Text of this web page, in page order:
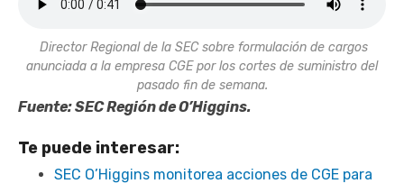
Director Regional de la SEC sobre formulación de cargos
anunciada a la empresa CGE por los cortes de suministro del
pasado fin de semana.
Fuente: SEC Región de O’Higgins.
Te puede interesar:
SEC O’Higgins monitorea acciones de CGE para